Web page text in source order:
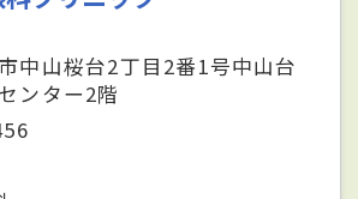
中山桜台2丁目2番1号中山台
ンター2階